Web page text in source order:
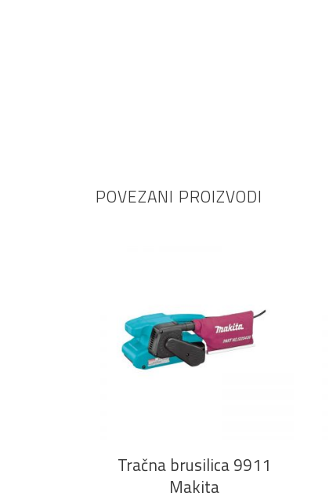
POVEZANI PROIZVODI
Tračna brusilica 9911
Makita